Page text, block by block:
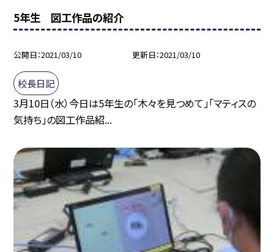
5年生 図工作品の紹介
公開日 2021/03/10 更新日 2021/03/10
校長日記
3月10日（水）今日は5年生の「木々を見つめて」「マティスの
気持ち」の図工作品紹...